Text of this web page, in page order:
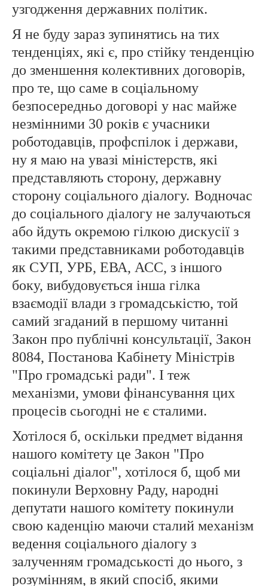
узгодження державних політик.
Я не буду зараз зупинятись на тих
тенденціях, які є, про стійку тенденцію
до зменшення колективних договорів,
про те, що саме в соціальному
безпосередньо договорі у нас майже
незмінними 30 років є учасники
роботодавців, профспілок і держави,
ну я маю на увазі міністерств, які
представляють сторону, державну
сторону соціального діалогу. Водночас
до соціального діалогу не залучаються
або йдуть окремою гілкою дискусії з
такими представниками роботодавців
як СУП, УРБ, ЕВА, АСС, з іншого
боку, вибудовується інша гілка
взаємодії влади з громадськістю, той
самий згаданий в першому читанні
Закон про публічні консультації, Закон
8084, Постанова Кабінету Міністрів
"Про громадські ради". І теж
механізми, умови фінансування цих
процесів сьогодні не є сталими.
Хотілося б, оскільки предмет відання
нашого комітету це Закон "Про
соціальні діалог", хотілося б, щоб ми
покинули Верховну Раду, народні
депутати нашого комітету покинули
свою каденцію маючи сталий механізм
ведення соціального діалогу з
залученням громадськості до нього, з
розумінням, в який спосіб, якими